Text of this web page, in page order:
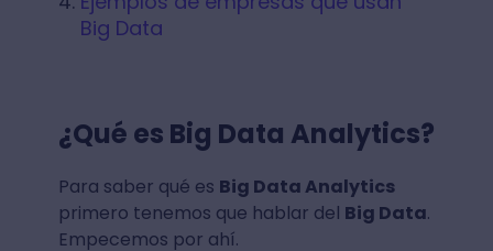
Big Data
¿Qué es Big Data Analytics?
Para saber qué es Big Data Analytics
primero tenemos que hablar del Big Data.
Empecemos por ahí.